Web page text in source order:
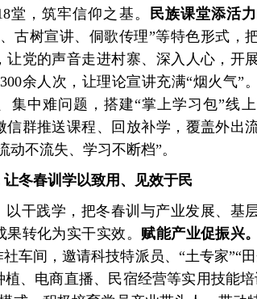
堂，筑牢信仰之基。 民族课堂添活力
古树宣讲、侗歌传理”等特色形式，
让党的声音走进村寨、深入人心，开
余人次，让理论宣讲充满“烟火气”
集中难问题，搭建“掌上学习包”线
信群推送课程、回放补学，覆盖外出
动不流失、学习不断档”。
冬春训学以致用、见效于民
以干践学，把冬春训与产业发展、基
转化为实干实效。 赋能产业促振兴。
车间，邀请科技特派员、“土专家”“
、电商直播、民宿经营等实用技能